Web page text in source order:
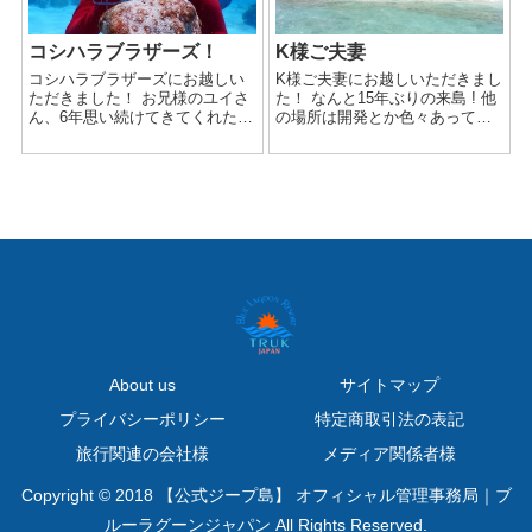
コシハラブラザーズ！
コシハラブラザーズにお越しい
ただきました！ お兄様のユイさ
ん、6年思い続けてきてくれたと
れての3兄妹旅〜✨ 聞かせていた
K様ご夫妻
K様ご夫妻にお越しいただきまし
た！ なんと15年ぶりの来島 ! 他
の場所は開発とか色々あって変
いから残念だけど ここはコーラ
About us
サイトマップ
プライバシーポリシー
特定商取引法の表記
旅行関連の会社様
メディア関係者様
Copyright © 2018 【公式ジープ島】 オフィシャル管理事務局｜ブ
ルーラグーンジャパン All Rights Reserved.